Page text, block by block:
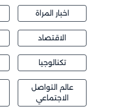
اخبار المراة
الاقتصاد
تكنالوجيا
عالم التواصل
الاجتماعي